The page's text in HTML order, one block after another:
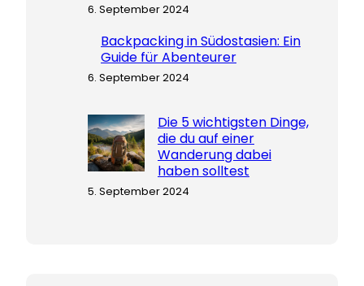
6. September 2024
Backpacking in Südostasien: Ein
Guide für Abenteurer
6. September 2024
Die 5 wichtigsten Dinge,
die du auf einer
Wanderung dabei
haben solltest
5. September 2024